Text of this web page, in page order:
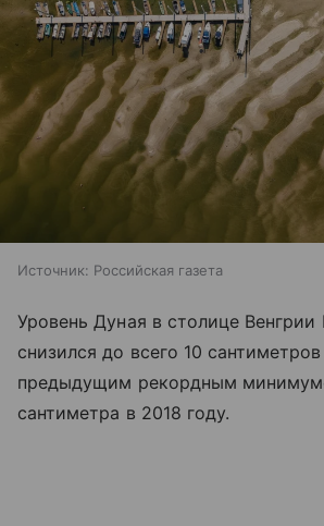
Источник: Российская газета
Уровень Дуная в столице Венгрии
снизился до всего 10
предыдущим рекордным
сантиметра в 2018 году.